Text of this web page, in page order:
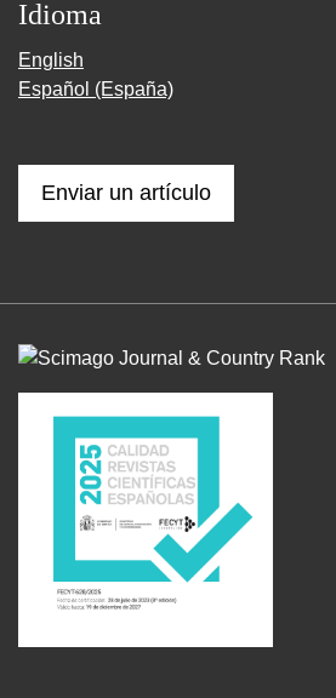
Idioma
English
Español (España)
Enviar un artículo